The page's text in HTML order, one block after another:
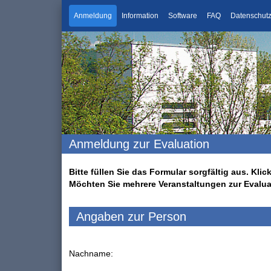
Anmeldung Information Software FAQ Datenschutz
Anmeldung zur Evaluation
Bitte füllen Sie das Formular sorgfältig aus.
Möchten Sie mehrere Veranstaltungen zur
Angaben zur Person
Nachname: